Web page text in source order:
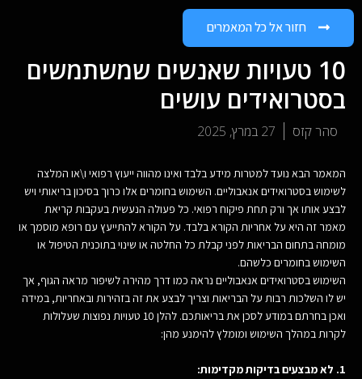
חזור אל כל המאמרים
10 טעויות שאנשים שמשתמשים
בסטרואידים עושים
סהר קזס 27 במרץ, 2025
המאמר הבא נועד למטרות מידע בלבד ואינו מהווה ייעוץ רפואי ו\או המלצה
לשימוש בסטרואידים אנאבוליים. השימוש בחומרים אלו כרוך בסיכון בריאותי ויש
לבצע אותו אך ורק תחת פיקוח רפואי. כל פעולה הנעשית בעקבות קריאת
מאמר זה היא על אחריות הקורא בלבד. על הקורא להתייעץ עם רופא מוסמך או
מומחה בתחום הבריאות לפני קבלת כל החלטה או שינוי בתוכנית הטיפול או
השימוש בחומרים כלשהם.
השימוש בסטרואידים אנאבוליים נראה כמו דרך מהירה לשיפור מראה הגוף, אך
יש לו השלכות רבות על הבריאות וצריך לבצע את זה בזהירות ובאחריות, במידה
ואכן בחרתם במודע לסכן את בריאותכם. להלן 10 טעויות נפוצות שעלולות
לקרות במהלך השימוש ומומלץ להימנע מהן:
1. לא מבצעים בדיקות מקדימות: